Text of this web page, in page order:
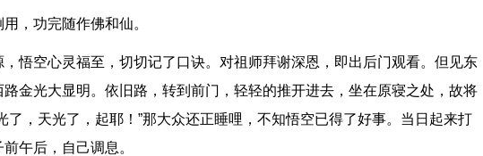
用，功完随作佛和仙。
，悟空心灵福至，切切记了口诀。对祖师拜谢深恩，即出后门观看。但见东
金光大显明。依旧路，转到前门，轻轻的推开进去，坐在原寝之处，故将
了，天光了，起耶！”那大众还正睡哩，不知悟空已得了好事。当日起来打
前午后，自己调息。